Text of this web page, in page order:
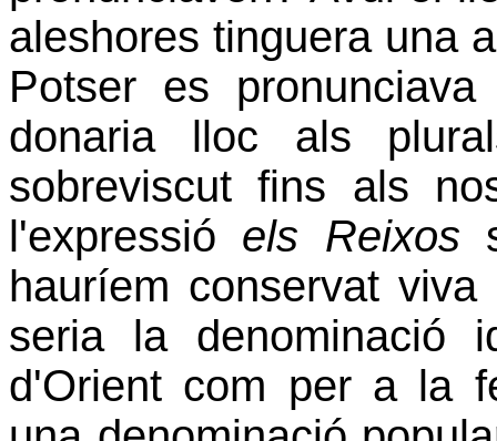
aleshores tinguera una
Potser es
donaria lloc als
sobreviscut fins als
l'expressió els Reixos
hauríem conservat
seria la denominació
d'Orient com per a la